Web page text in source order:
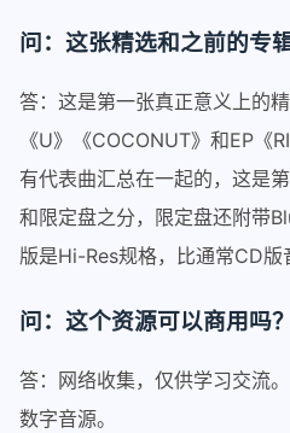
问：这张精选和之前的专
答：这是第一张真正意义上的
《U》《COCONUT》和EP《
有代表曲汇总在一起的，这是
和限定盘之分，限定盘还附带
版是Hi-Res规格，比通常CD版
问：这个资源可以商用吗？
答：网络收集，仅供学习交流
数字音源。